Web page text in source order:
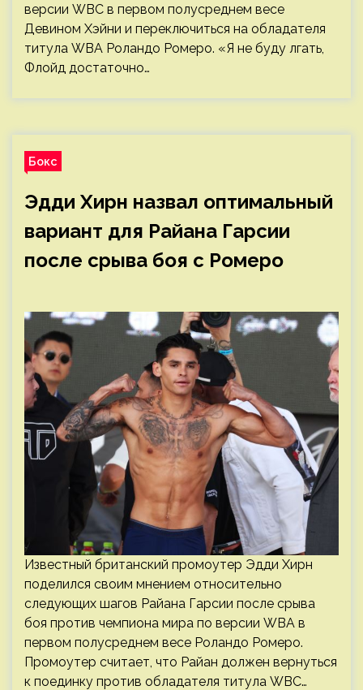
версии WBC в первом полусреднем весе
Девином Хэйни и переключиться на обладателя
титула WBA Роландо Ромеро. «Я не буду лгать,
Флойд достаточно…
Бокс
Эдди Хирн назвал оптимальный
вариант для Райана Гарсии
после срыва боя с Ромеро
Известный британский промоутер Эдди Хирн
поделился своим мнением относительно
следующих шагов Райана Гарсии после срыва
боя против чемпиона мира по версии WBA в
первом полусреднем весе Роландо Ромеро.
Промоутер считает, что Райан должен вернуться
к поединку против обладателя титула WBC…